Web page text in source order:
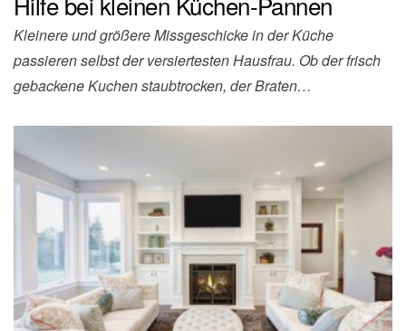
Kleinere und größere Missgeschicke in der Küche
passieren selbst der versiertesten Hausfrau. Ob der frisch
gebackene Kuchen staubtrocken, der Braten…